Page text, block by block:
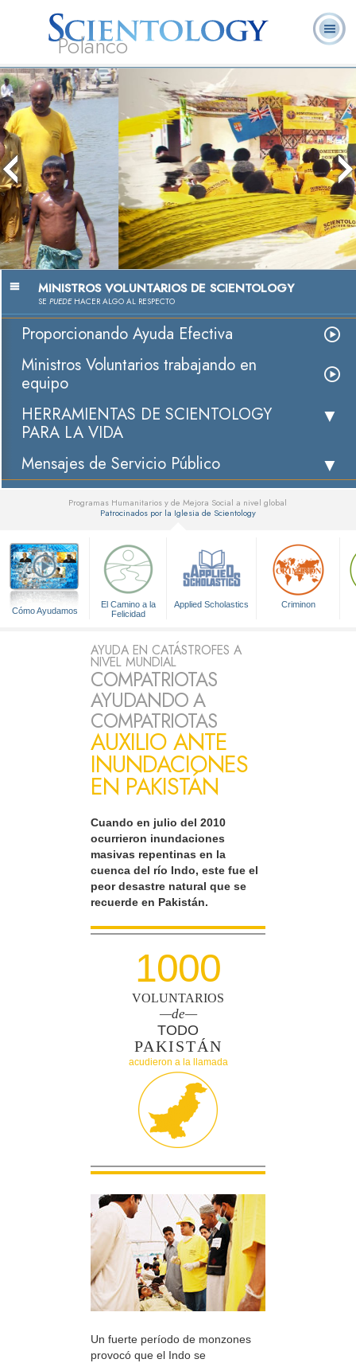
Polanco
L. Ronald
Hubbard
¿Qué es
Scientology?
Voluntarios
Pasión por Ayudar
Ver Video
MINISTROS VOLUNTARIOS DE SCIENTOLOGY
SE PUEDEHACER ALGO AL RESPECTO
Proporcionando Ayuda Efectiva
Ministros Voluntarios trabajando en
equipo
HERRAMIENTAS DE SCIENTOLOGY
PARA LA VIDA
Mensajes de Servicio Público
Programas Humanitarios y de Mejora Social a nivel global
Patrocinados por la Iglesia de Scientology
Cómo Ayudamos
El Camino a la
Felicidad
Applied Scholastics Criminon
AYUDA EN CATÁSTROFES A
NIVEL MUNDIAL
COMPATRIOTAS
AYUDANDO A
COMPATRIOTAS
AUXILIO ANTE
INUNDACIONES
EN PAKISTÁN
Cuando en julio del 2010
ocurrieron inundaciones
masivas repentinas en la
cuenca del río Indo, este fue el
peor desastre natural que se
recuerde en Pakistán.
1000
VOLUNTARIOS
—de—
TODO
PAKISTÁN
acudieron a la llamada
Un fuerte período de monzones
provocó que el Indo se